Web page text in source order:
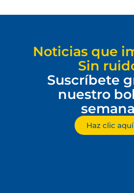
Noticias que
Sin
Suscríbete
nuestro
Haz clic aquí